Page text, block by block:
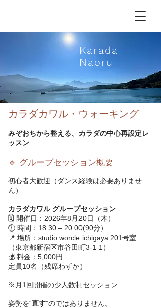
Karada
Naoru
カラダカワル・ウォーキング
みぞおちから整える、カラダの中心再設定レ
ッスン
🔹 グループセッション概要
初心者大歓迎（ダンス経験は必要ありませ
ん）
カラダカワル グループセッション
🗓 開催日：2026年8月20日（木）
🕕 時間：18:30 – 20:00(90分）
📍 場所：studio worcle ichigaya 201号室
（東京都新宿区市谷田町3-1-1）
💰 料金：5,000円
定員10名（残席わずか）
※月1回開催の少人数制セッション
姿勢を“直す”のではありません。